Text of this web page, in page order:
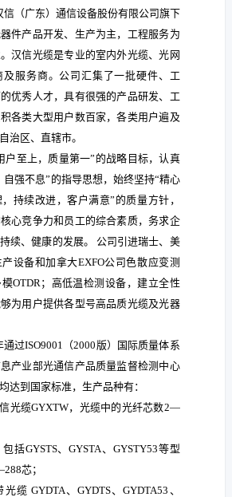
信（广东）通信设备股份有限公司旗下
件产品开发、生产为主，工程服务为
汉信光缆是专业的室内外光缆、光网
及服务商。公司汇集了一批硬件、工
优秀人才，具有很强的产品研发、工
各类大型用户数百家，各类用户遍及
治区、直辖市。
至上，质量第一”的战略目标，认真
自强不息”的指导思想，始终坚持“精心
持续改进，客户满意”的质量方针，
心竞争力和员工的综合素质，务求企
续、健康的发展。 公司引进瑞士、美
设备和加拿大EXFO公司色散应变测
OTDR；高低温检测设备，建立全性
为用户提供各型号高品质光缆及光器
过ISO9001（2000版）国际质量体系
产业部光通信产品质量监督检测中心
达到国家标准，生产品种有：
光缆GYXTW，光缆中的光纤芯数2—
括GYSTS、GYSTA、GYSTY53等型
芯；
缆 GYDTA、GYDTS、GYDTA53、